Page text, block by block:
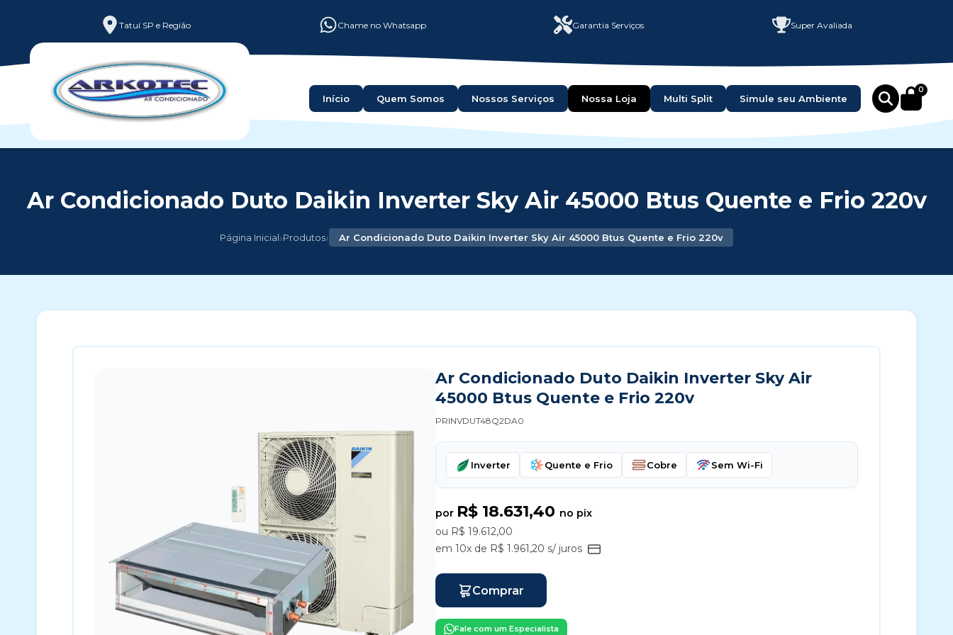
Tatuí SP e Região Chame no Whatsapp Garantia Serviços Super Avaliada
Início Quem Somos Nossos Serviços Nossa Loja Multi Split Simule seu Ambiente
0
Ar Condicionado Duto Daikin Inverter Sky Air 45000 Btus Quente e Frio 220v
Página Inicial›Produtos› Ar Condicionado Duto Daikin Inverter Sky Air 45000 Btus Quente e Frio 220v
Ar Condicionado Duto Daikin Inverter Sky Air
45000 Btus Quente e Frio 220v
PRINVDUT48Q2DA0
Inverter Quente e Frio Cobre Sem Wi-Fi
por R$ 18.631,40 no pix
ou R$ 19.612,00
em 10x de R$ 1.961,20 s/ juros
Comprar
Fale com um Especialista